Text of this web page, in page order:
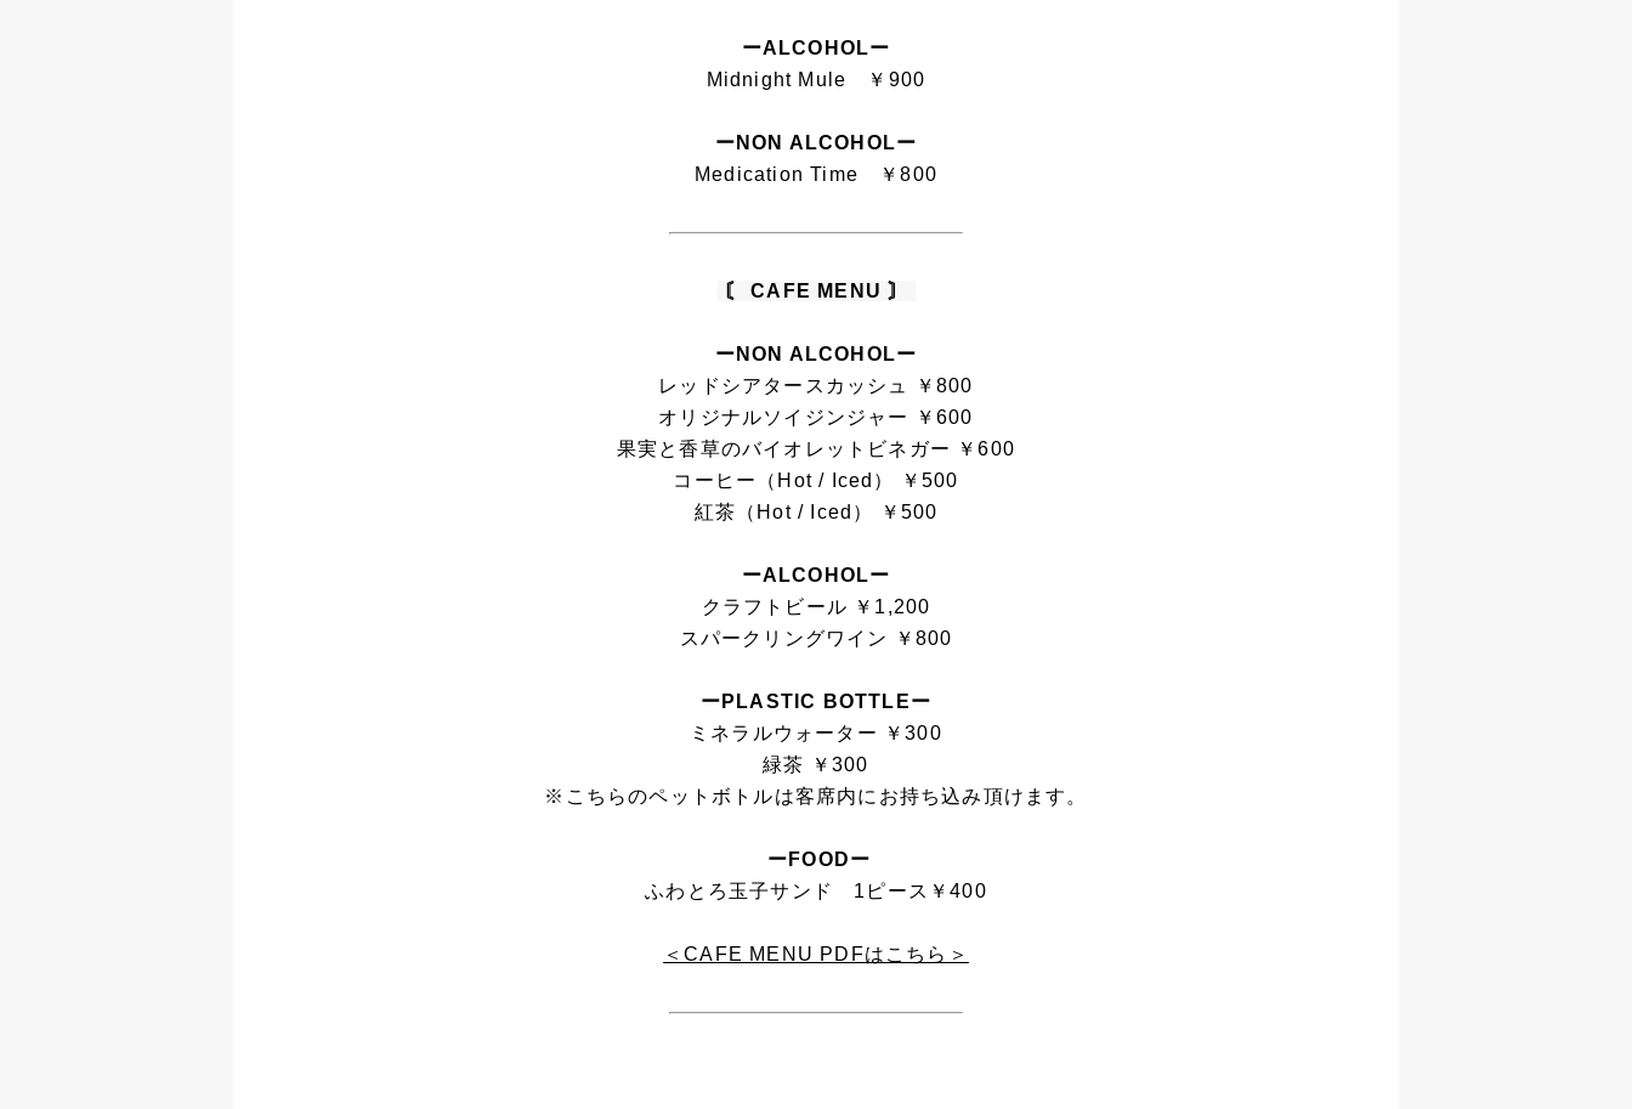
ーALCOHOLー
Midnight Mule ￥900
ーNON ALCOHOLー
Medication Time ￥800
〘 CAFE MENU 〙
ーNON ALCOHOLー
レッドシアタースカッシュ ￥800
オリジナルソイジンジャー ￥600
果実と香草のバイオレットビネガー ￥600
コーヒー（Hot / Iced） ￥500
紅茶（Hot / Iced） ￥500
ーALCOHOLー
クラフトビール ￥1,200
スパークリングワイン ￥800
ーPLASTIC BOTTLEー
ミネラルウォーター ￥300
緑茶 ￥300
※こちらのペットボトルは客席内にお持ち込み頂けます。
ーFOODー
ふわとろ玉子サンド 1ピース￥400
＜CAFE MENU PDFはこちら＞